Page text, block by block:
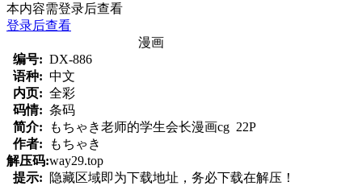
本内容需登录后查看
登录后查看
漫画
编号: DX-886
语种: 中文
内页: 全彩
码情: 条码
简介:
もちゃき老师的学生会长漫画cg 22P
作者:
もちゃき
解压码:way29.top
提示:
隐藏区域即为下载地址，务必下载在解压！